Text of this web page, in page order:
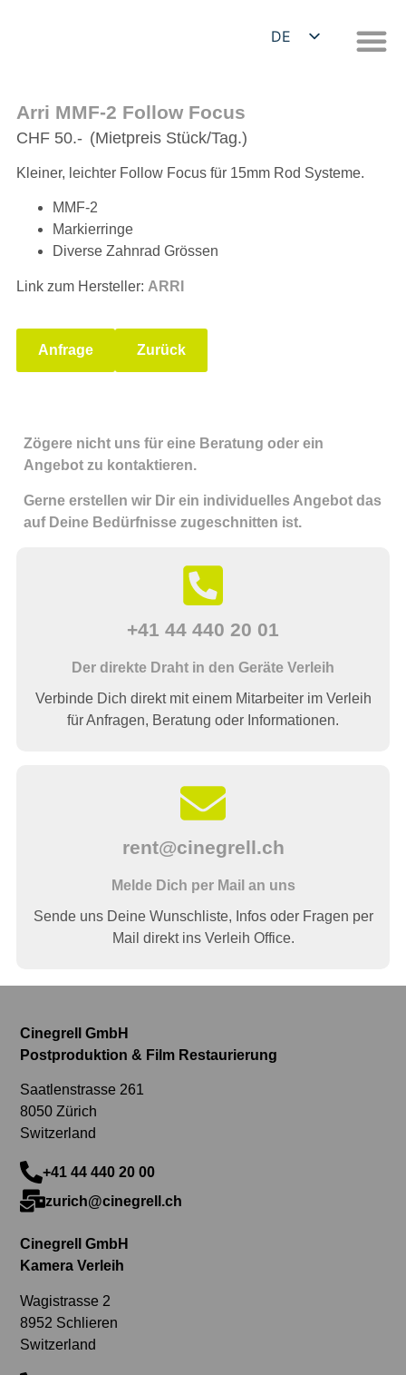
DE
Arri MMF-2 Follow Focus
CHF 50.- (Mietpreis Stück/Tag.)
Kleiner, leichter Follow Focus für 15mm Rod Systeme.
MMF-2
Markierringe
Diverse Zahnrad Grössen
Link zum Hersteller: ARRI
Anfrage Zurück
Zögere nicht uns für eine Beratung oder ein
Angebot zu kontaktieren.
Gerne erstellen wir Dir ein individuelles Angebot das
auf Deine Bedürfnisse zugeschnitten ist.
+41 44 440 20 01
Der direkte Draht in den Geräte Verleih
Verbinde Dich direkt mit einem Mitarbeiter im Verleih
für Anfragen, Beratung oder Informationen.
rent@cinegrell.ch
Melde Dich per Mail an uns
Sende uns Deine Wunschliste, Infos oder Fragen per
Mail direkt ins Verleih Office.
Cinegrell GmbH
Postproduktion & Film Restaurierung
Saatlenstrasse 261
8050 Zürich
Switzerland
+41 44 440 20 00
zurich@cinegrell.ch
Cinegrell GmbH
Kamera Verleih
Wagistrasse 2
8952 Schlieren
Switzerland